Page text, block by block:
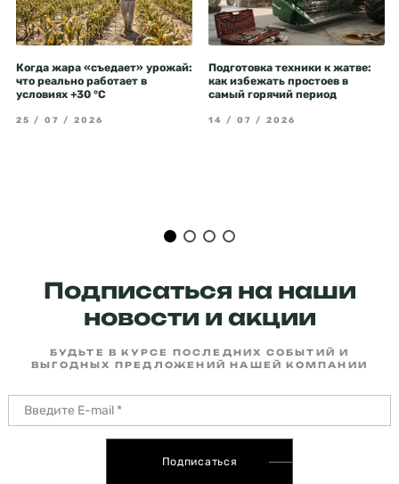
Когда жара «съедает» урожай:
что реально работает в
условиях +30 °C
25 / 07 / 2026
Подготовка техники к жатве:
как избежать простоев в
самый горячий период
14 / 07 / 2026
Подписаться на наши
новости и акции
БУДЬТЕ В КУРСЕ ПОСЛЕДНИХ СОБЫТИЙ И
ВЫГОДНЫХ ПРЕДЛОЖЕНИЙ НАШЕЙ КОМПАНИИ
Подписаться